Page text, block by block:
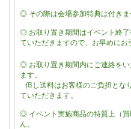
◎ その際は会場参加特典は付き
◎ お取り置き期間はイベント終了
ていただきますので、お早めにお
◎ お取り置き期間内にご連絡を
ます。
但し送料はお客様のご負担とな
ていただきます。
◎ イベント実施商品の特質上（
ん。